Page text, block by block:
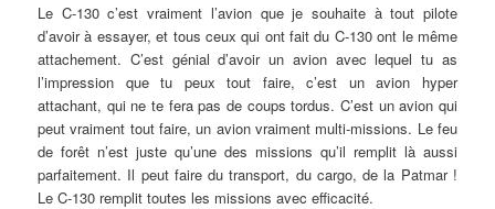
Le C-130 c’est vraiment l’avion que je souhaite à tout pilote
d’avoir à essayer, et tous ceux qui ont fait du C-130 ont le même
attachement. C’est génial d’avoir un avion avec lequel tu as
l’impression que tu peux tout faire, c’est un avion hyper
attachant, qui ne te fera pas de coups tordus. C’est un avion qui
peut vraiment tout faire, un avion vraiment multi-missions. Le feu
de forêt n’est juste qu’une des missions qu’il remplit là aussi
parfaitement. Il peut faire du transport, du cargo, de la Patmar !
Le C-130 remplit toutes les missions avec efficacité.